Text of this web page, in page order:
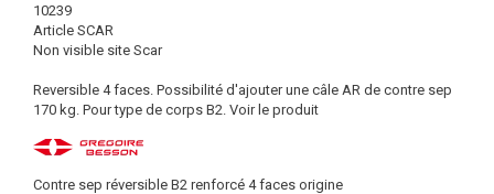
10239
Article SCAR
Non visible site Scar
Reversible 4 faces. Possibilité d'ajouter une câle AR de contre sep
170 kg. Pour type de corps B2. Voir le produit
Contre sep réversible B2 renforcé 4 faces origine